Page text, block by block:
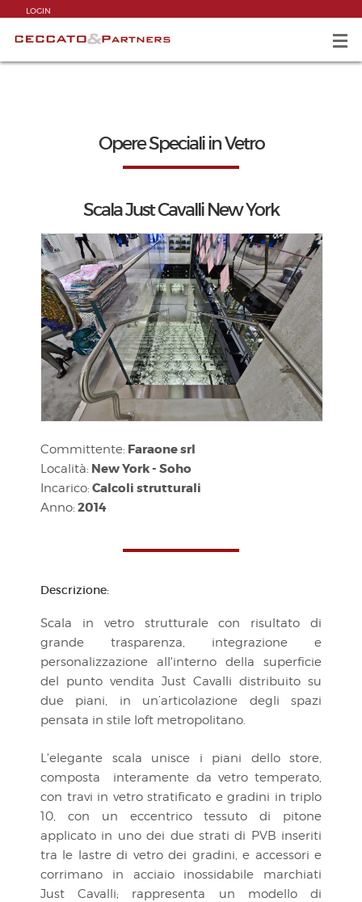
LOGIN
Opere Speciali in Vetro
Scala Just Cavalli New York
Committente: Faraone srl
Località: New York - Soho
Incarico: Calcoli strutturali
Anno: 2014
Descrizione:
Scala in vetro strutturale con risultato di
grande trasparenza, integrazione e
personalizzazione all'interno della superficie
del punto vendita Just Cavalli distribuito su
due piani, in un’articolazione degli spazi
pensata in stile loft metropolitano.
L'elegante scala unisce i piani dello store,
composta interamente da vetro temperato,
con travi in vetro stratificato e gradini in triplo
10, con un eccentrico tessuto di pitone
applicato in uno dei due strati di PVB inseriti
tra le lastre di vetro dei gradini, e accessori e
corrimano in acciaio inossidabile marchiati
Just Cavalli; rappresenta un modello di